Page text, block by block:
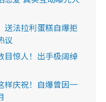
送法拉利蛋糕自爆拒
议
目惊人！出手极阔绰
样庆祝！自爆曾因一